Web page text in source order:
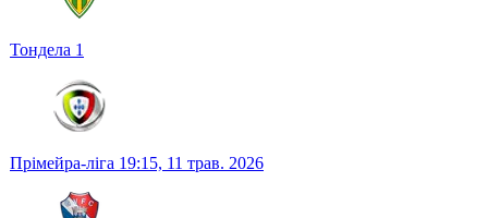
Тондела 1
Прімейра-ліга 19:15, 11 трав. 2026